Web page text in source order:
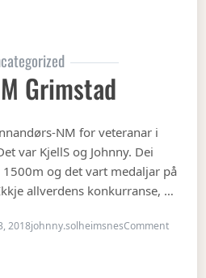
Grimstad
NM for veteranar i
var KjellS og Johnny. Dei
og det vart medaljar på
allverdens konkurranse, …
2018johnny.solheimsnesCommenton